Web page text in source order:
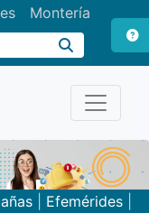
Montería
| Efemérides|